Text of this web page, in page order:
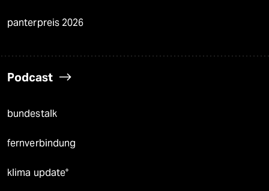
panterpreis 2026
Podcast
bundestalk
fernverbindung
klima update°